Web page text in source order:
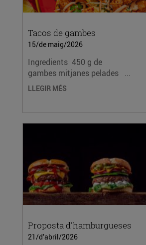
Tacos de gambes
15/de maig/2026
Ingredients 450 g de
gambes mitjanes pelades ...
LLEGIR MÉS
Proposta d'hamburgueses
21/d’abril/2026